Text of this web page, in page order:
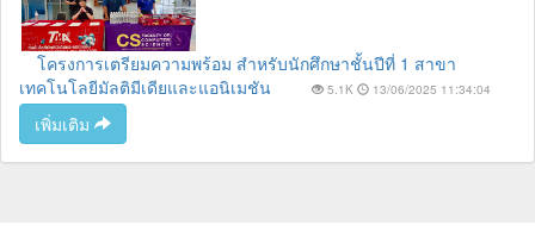
โครงการเตรียมความพร้อม สำหรับนักศึกษาชั้นปีที่ 1 สาขา
เทคโนโลยีมัลติมีเดียและแอนิเมชัน
5.1K 13/06/2025 11:34:04
เพิ่มเติม